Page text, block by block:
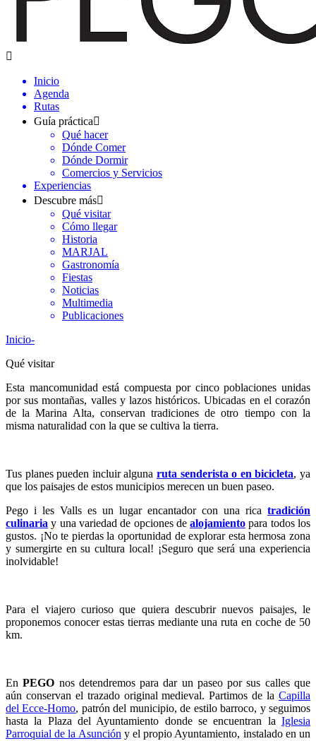
Inicio
Agenda
Rutas
Guía práctica
Qué hacer
Dónde Comer
Dónde Dormir
Comercios y Servicios
Experiencias
Descubre más
Qué visitar
Cómo llegar
Historia
MARJAL
Gastronomía
Fiestas
Noticias
Multimedia
Publicaciones
Inicio-
Qué visitar
Esta mancomunidad está compuesta por cinco poblaciones unidas
por sus montañas, valles y lazos históricos. Ubicadas en el corazón
de la Marina Alta, conservan tradiciones de otro tiempo con la
misma naturalidad con la que se cultiva la tierra.
Tus planes pueden incluir alguna ruta senderista o en bicicleta, ya
que los paisajes de estos municipios merecen un buen paseo.
Pego i les Valls es un lugar encantador con una rica tradición
culinaria y una variedad de opciones dealojamiento para todos los
gustos. ¡No te pierdas la oportunidad de explorar esta hermosa zona
y sumergirte en su cultura local! ¡Seguro que será una experiencia
inolvidable!
Para el viajero curioso que quiera descubrir nuevos paisajes, le
proponemos conocer estas tierras mediante una ruta en coche de 50
km.
EnPEGO nos detendremos para dar un paseo por sus calles que
aún conservan el trazado original medieval. Partimos de la Capilla
del Ecce-Homo, patrón del municipio, de estilo barroco, y seguimos
hasta la Plaza del Ayuntamiento donde se encuentran la Iglesia
Parroquial de la Asunción y el propio Ayuntamiento, instalado en un